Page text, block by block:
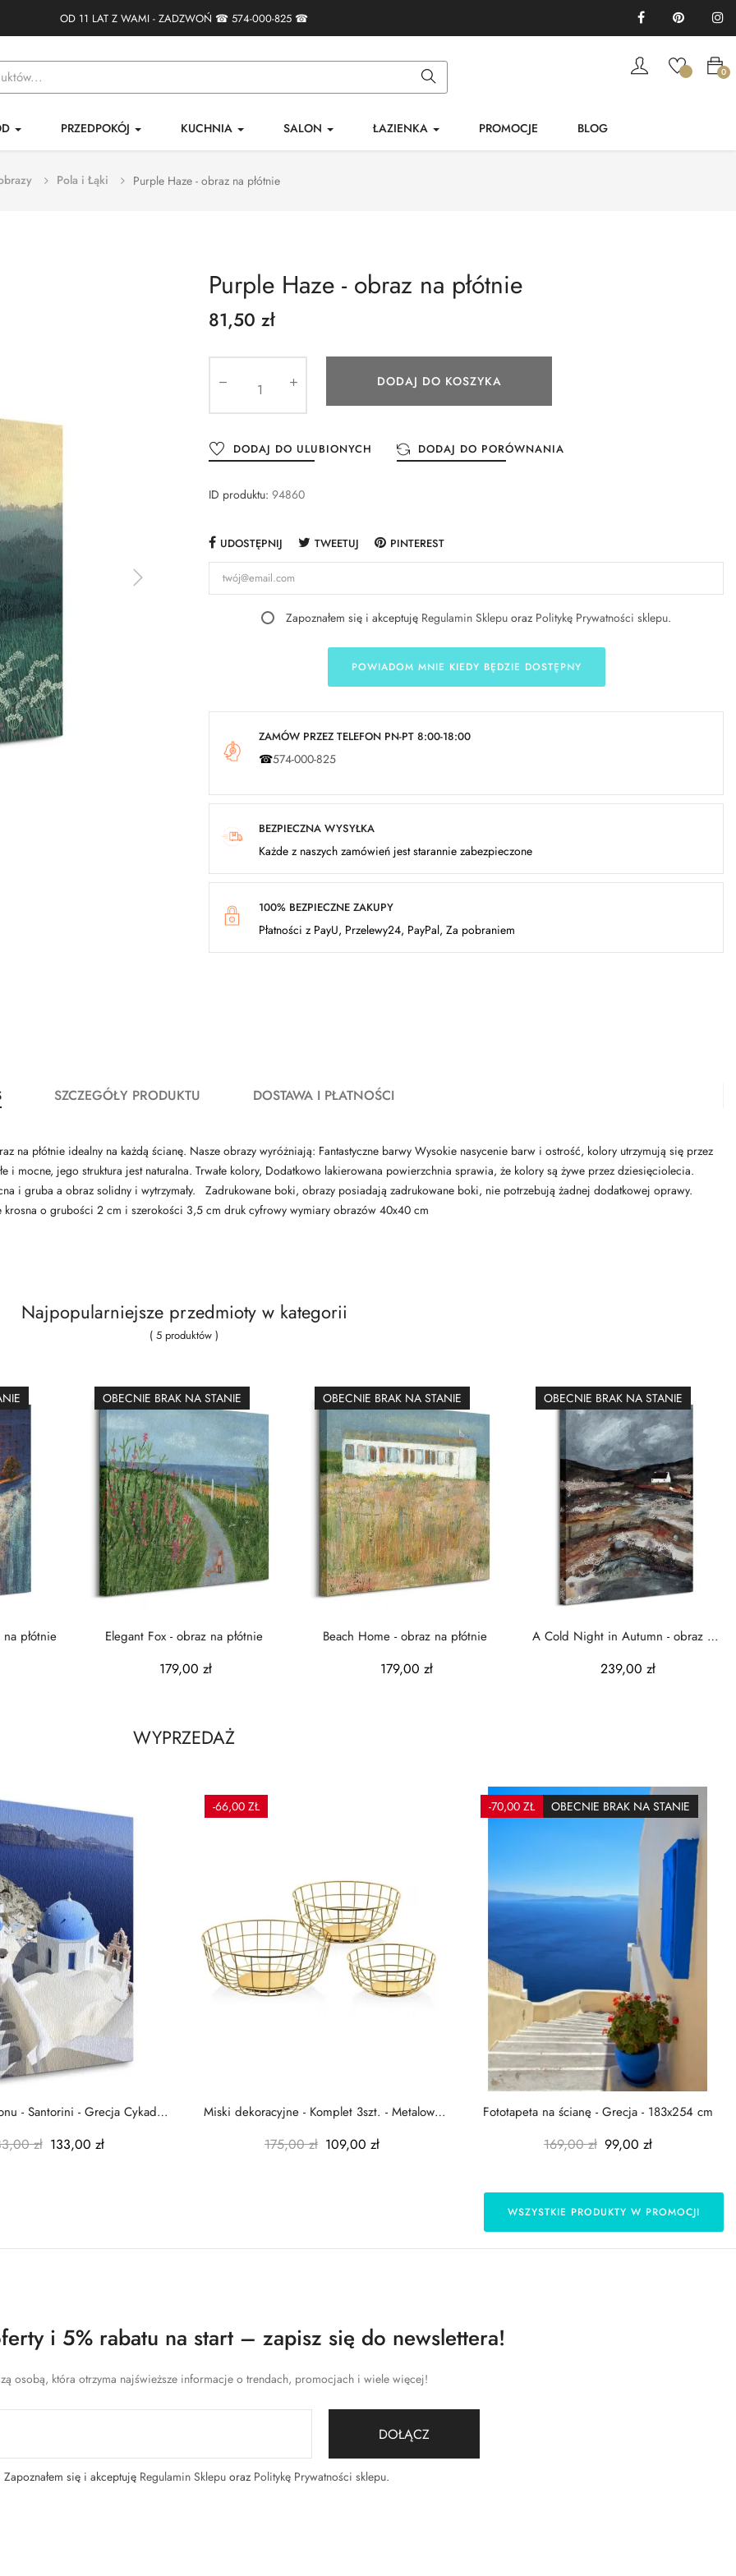
OD 11 LAT Z WAMI - ZADZWOŃ ☎ 574-000-825 ☎ FacebookPinterest
0
PRZEDPOKÓJ KUCHNIA SALON ŁAZIENKA PROMOCJE BLOG
Pola i Łąki Purple Haze - obraz na płótnie
Purple Haze - obraz na płótnie
81,50 zł
DODAJ DO KOSZYKA
DODAJ DO ULUBIONYCH DODAJ DO PORÓWNANIA
ID produktu: 94860
UDOSTĘPNIJ TWEETUJ PINTEREST
Zapoznałem się i akceptuję Regulamin Sklepu oraz Politykę Prywatności sklepu.
POWIADOM MNIE KIEDY BĘDZIE DOSTĘPNY
ZAMÓW PRZEZ TELEFON PN-PT 8:00-18:00
☎574-000-825
BEZPIECZNA WYSYŁKA
Każde z naszych zamówień jest starannie zabezpieczone
100% BEZPIECZNE ZAKUPY
Płatności z PayU, Przelewy24, PayPal, Za pobraniem
SZCZEGÓŁY PRODUKTU DOSTAWA I PŁATNOŚCI
na płótnie idealny na każdą ścianę. Nasze obrazy wyróżniają: Fantastyczne barwy Wysokie nasycenie barw i ostrość, kolory utrzymują się przez
i mocne, jego struktura jest naturalna. Trwałe kolory, Dodatkowo lakierowana powierzchnia sprawia, że kolory są żywe przez dziesięciolecia.
i gruba a obraz solidny i wytrzymały. Zadrukowane boki, obrazy posiadają zadrukowane boki, nie potrzebują żadnej dodatkowej oprawy.
krosna o grubości 2 cm i szerokości 3,5 cm druk cyfrowy wymiary obrazów 40x40 cm
Najpopularniejsze przedmioty w kategorii
( 5 produktów )
płótnie
OBECNIE BRAK NA STANIE
Elegant Fox - obraz na płótnie
179,00 zł
OBECNIE BRAK NA STANIE
Beach Home - obraz na płótnie
179,00 zł
OBECNIE BRAK NA STANIE
A Cold Night in Autumn - obraz na
239,00 zł
WYPRZEDAŻ
- Santorini - Grecja Cykady
zł 133,00 zł
-66,00 ZŁ
Miski dekoracyjne - Komplet 3szt. - Metalowe
175,00 zł 109,00 zł
-70,00 ZŁ OBECNIE BRAK NA STANIE
Fototapeta na ścianę - Grecja - 183x254 cm
169,00 zł 99,00 zł
WSZYSTKIE PRODUKTY W PROMOCJI
i 5% rabatu na start – zapisz się do newslettera!
osobą, która otrzyma najświeższe informacje o trendach, promocjach i wiele więcej!
DOŁĄCZ
Zapoznałem się i akceptuję Regulamin Sklepuoraz Politykę Prywatności sklepu.